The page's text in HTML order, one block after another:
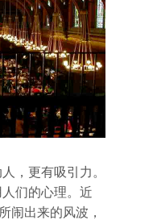
，更有吸引力。
们的心理。近
闹出来的风波，